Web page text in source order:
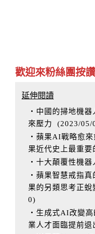
歡迎來粉絲團按讚
延伸閱讀
‧中國的掃地機器
來壓力
(2023/05/
‧蘋果AI戰略愈來
果近代史上最重要
‧十大顛覆性機器
‧蘋果智慧戒指真
果的另類思考正蛻
0)
‧生成式AI改變高
業人才面臨提前退